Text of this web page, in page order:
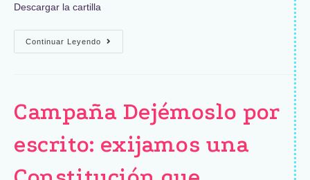
Descargar la cartilla
Continuar Leyendo
Campaña Dejémoslo por
escrito: exijamos una